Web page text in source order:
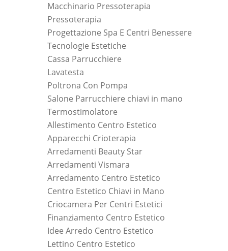
Macchinario Pressoterapia
Pressoterapia
Progettazione Spa E Centri Benessere
Tecnologie Estetiche
Cassa Parrucchiere
Lavatesta
Poltrona Con Pompa
Salone Parrucchiere chiavi in mano
Termostimolatore
Allestimento Centro Estetico
Apparecchi Crioterapia
Arredamenti Beauty Star
Arredamenti Vismara
Arredamento Centro Estetico
Centro Estetico Chiavi in Mano
Criocamera Per Centri Estetici
Finanziamento Centro Estetico
Idee Arredo Centro Estetico
Lettino Centro Estetico